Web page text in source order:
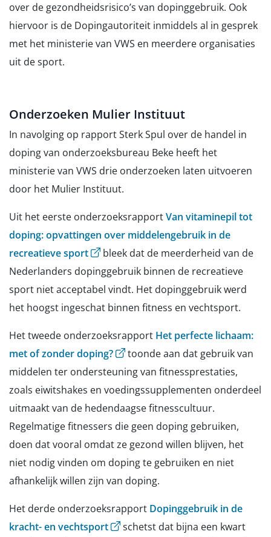
over de gezondheidsrisico’s van dopinggebruik. Ook
hiervoor is de Dopingautoriteit inmiddels al in gesprek
met het ministerie van VWS en meerdere organisaties
uit de sport.
Onderzoeken Mulier Instituut
In navolging op rapport Sterk Spul over de handel in
doping van onderzoeksbureau Beke heeft het
ministerie van VWS drie onderzoeken laten uitvoeren
door het Mulier Instituut.
Uit het eerste onderzoeksrapportVan vitaminepil tot
doping: opvattingen over middelengebruik in de
recreatieve sport(opent externe website)
bleek dat de meerderheid van de
Nederlanders dopinggebruik binnen de recreatieve
sport niet acceptabel vindt. Het dopinggebruik werd
het hoogst ingeschat binnen fitness en vechtsport.
Het tweede onderzoeksrapport Het perfecte lichaam:
met of zonder doping?(opent externe website)
toonde aan dat gebruik van
middelen ter ondersteuning van fitnessprestaties,
zoals eiwitshakes en voedingssupplementen onderdeel
uitmaakt van de hedendaagse fitnesscultuur.
Regelmatige fitnessers die geen doping gebruiken,
doen dat vooral omdat ze gezond willen blijven, het
niet nodig vinden om doping te gebruiken en niet
afhankelijk willen zijn van doping.
Het derde onderzoeksrapport Dopinggebruik in de
kracht- en vechtsport(opent externe website)
schetst dat bijna een kwart